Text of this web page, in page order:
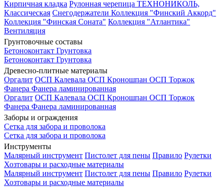
Кирпичная кладка Рулонная черепица ТЕХНОНИКОЛЬ,
Классическая Снегодержатели Коллекция "Финский Аккорд"
Коллекция "Финская Соната" Коллекция "Атлантика"
Вентиляция
Грунтовочные составы
Бетоноконтакт Грунтовка
Бетоноконтакт Грунтовка
Древесно-плитные материалы
Оргалит ОСП Калевала ОСП Кроношпан ОСП Торжок
Фанера Фанера ламинированная
Оргалит ОСП Калевала ОСП Кроношпан ОСП Торжок
Фанера Фанера ламинированная
Заборы и ограждения
Сетка для забора и проволока
Сетка для забора и проволока
Инструменты
Малярный инструмент Пистолет для пены Правило Рулетки
Хозтовары и расходные материалы
Малярный инструмент Пистолет для пены Правило Рулетки
Хозтовары и расходные материалы